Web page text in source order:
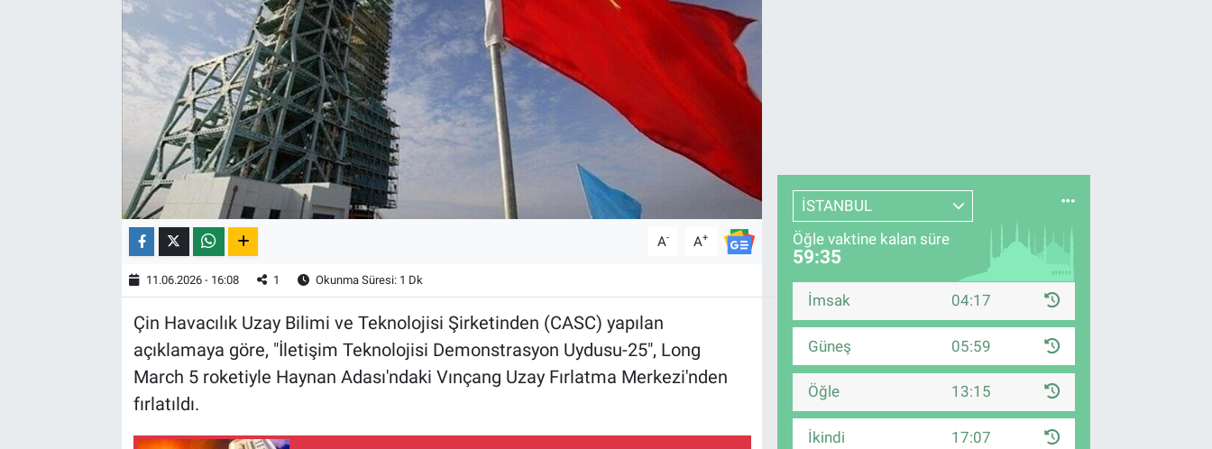
A- A+
11.06.2026 - 16:08 1 Okunma Süresi: 1 Dk
Çin Havacılık Uzay Bilimi ve Teknolojisi Şirketinden (CASC) yapılan
açıklamaya göre, "İletişim Teknolojisi Demonstrasyon Uydusu-25", Long
March 5 roketiyle Haynan Adası'ndaki Vınçang Uzay Fırlatma Merkezi'nden
fırlatıldı.
İSTANBUL
Öğle vaktine kalan süre
59:34
İmsak 04:17
Güneş 05:59
Öğle 13:15
İkindi 17:07